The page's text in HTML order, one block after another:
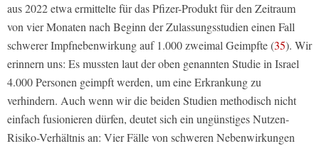
aus 2022 etwa ermittelte für das Pfizer-Produkt für den Zeitraum
von vier Monaten nach Beginn der Zulassungsstudien einen Fall
schwerer Impfnebenwirkung auf 1.000 zweimal Geimpfte (35). Wir
erinnern uns: Es mussten laut der oben genannten Studie in Israel
4.000 Personen geimpft werden, um eine Erkrankung zu
verhindern. Auch wenn wir die beiden Studien methodisch nicht
einfach fusionieren dürfen, deutet sich ein ungünstiges Nutzen-
Risiko-Verhältnis an: Vier Fälle von schweren Nebenwirkungen